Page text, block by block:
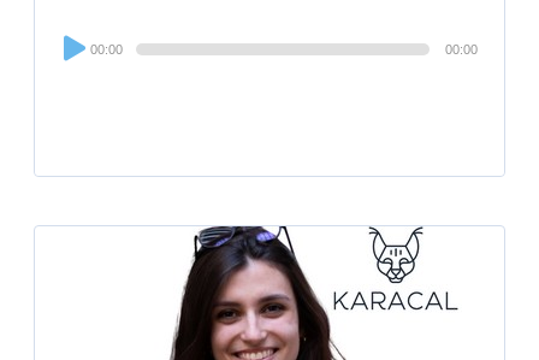
Audio
Player
00:00 00:00